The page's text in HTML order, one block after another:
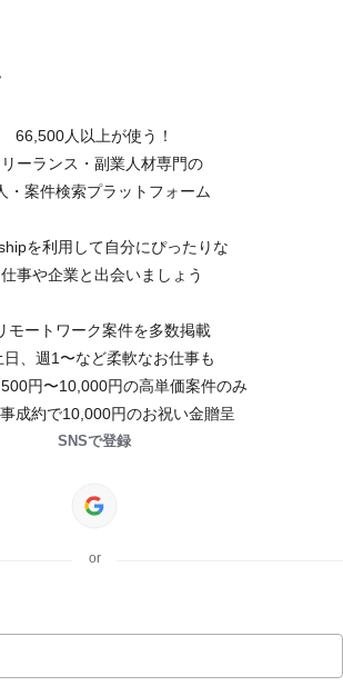
66,500人以上が使う！
ーランス・副業人材専門の
・案件検索プラットフォーム
を利用して自分にぴったりな
事や企業と出会いましょう
モートワーク案件を多数掲載
日、週1〜など柔軟なお仕事も
円〜10,000円の高単価案件のみ
事成約で10,000円のお祝い金贈呈
SNSで登録
or